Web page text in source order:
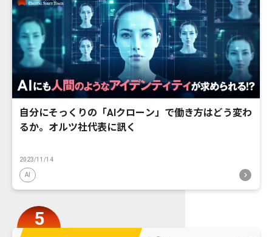
自分にそっくりの「AIクローン」で働き方はどう変わ
るか。オルツ社代表に訊く
2023/11/14
AI